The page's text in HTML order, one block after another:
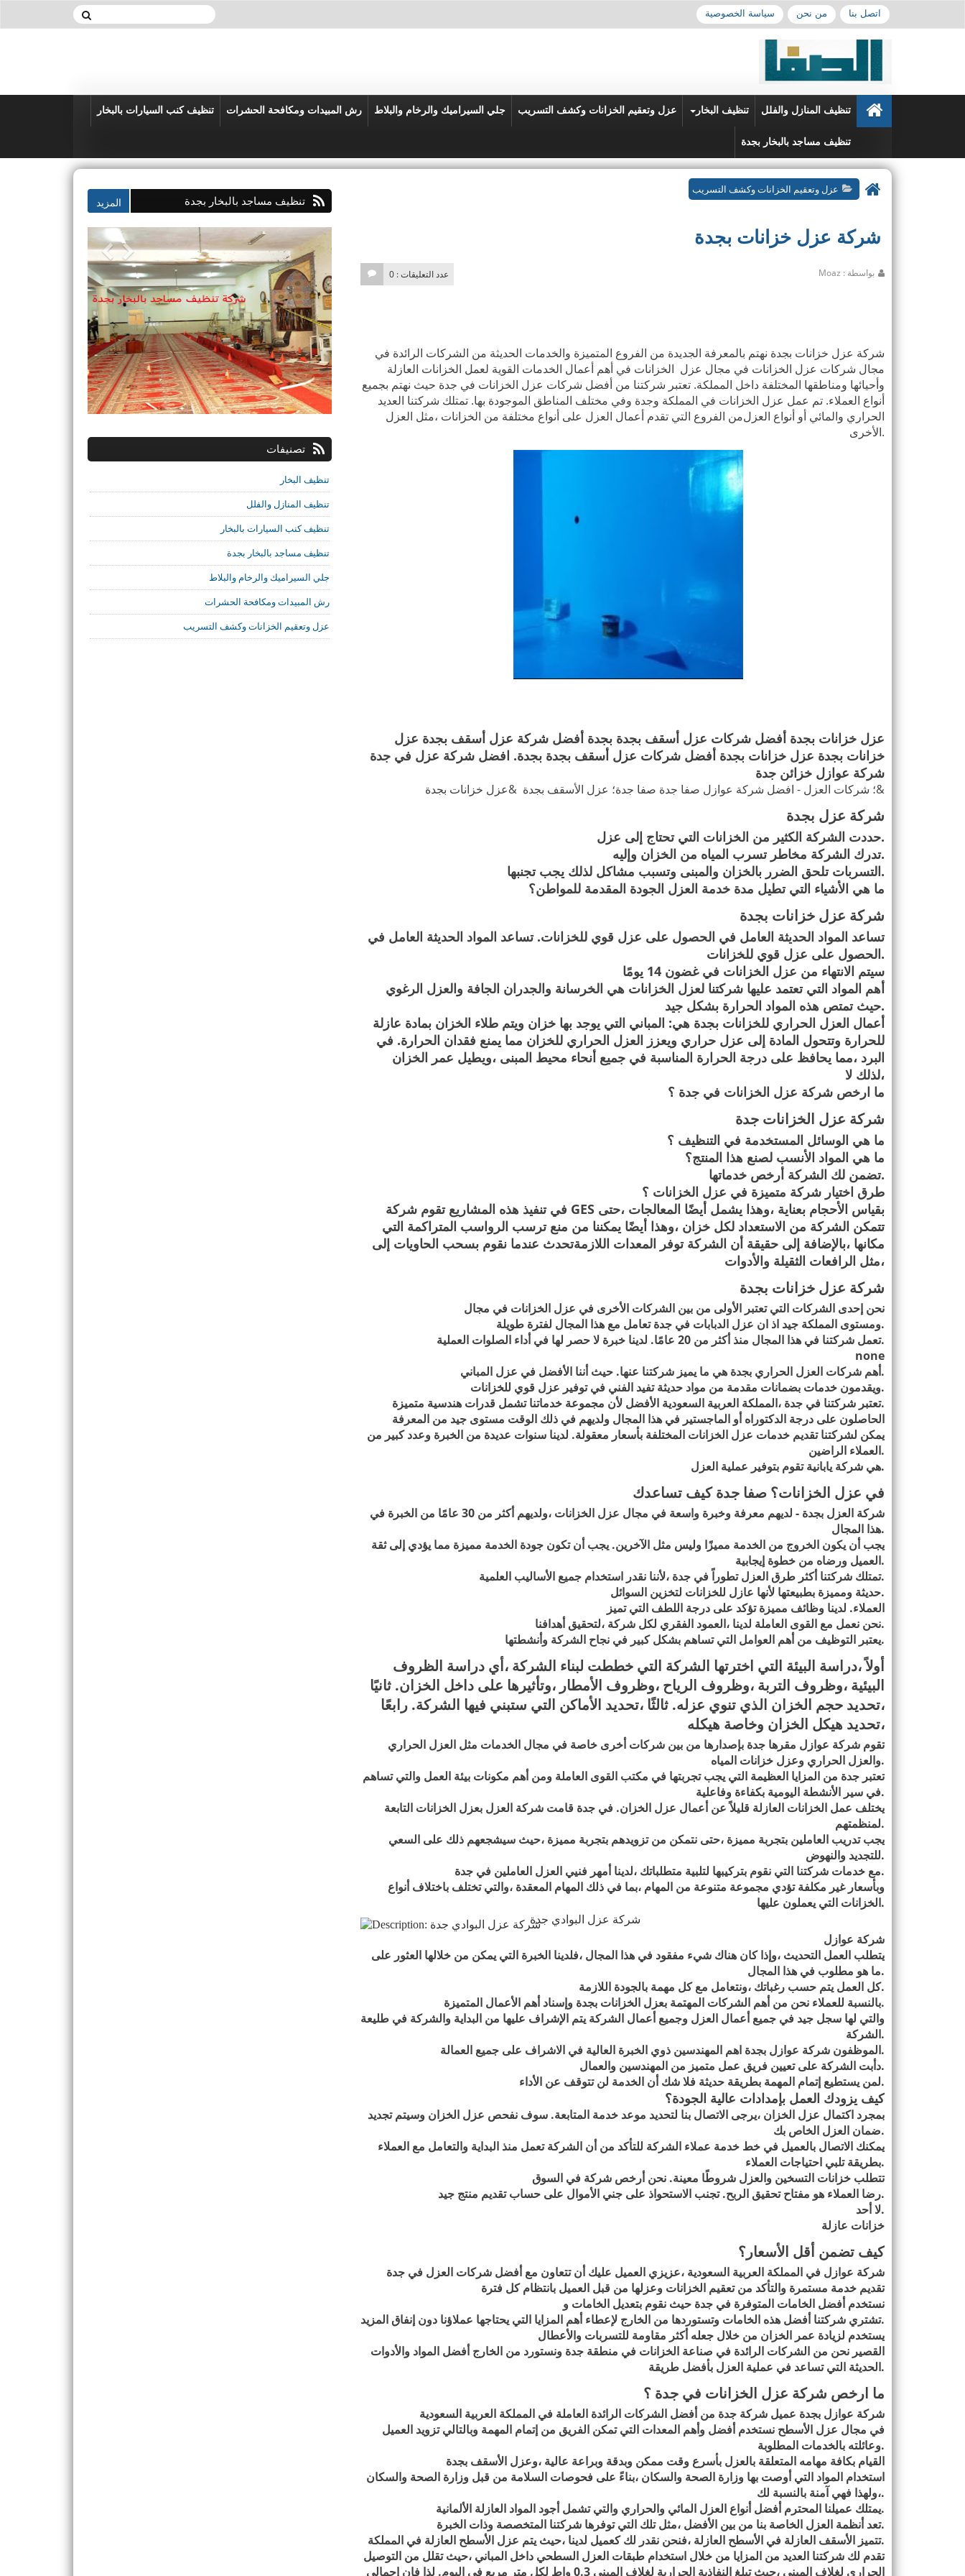
اتصل بنا من نحن سياسة الخصوصية
تنظيف المنازل والفلل تنظيف البخار عزل وتعقيم الخزانات وكشف التسريب جلي السيراميك والرخام والبلاط رش المبيدات ومكافحة الحشرات تنظيف كنب السيارات بالبخار
تنظيف مساجد بالبخار بجدة
عزل وتعقيم الخزانات وكشف التسريب
شركة عزل خزانات بجدة
عدد التعليقات : 0 بواسطة : Moaz
شركة عزل خزانات بجدة نهتم بالمعرفة الجديدة من الفروع المتميزة والخدمات الحديثة من الشركات الرائدة في
مجال شركات عزل الخزانات في مجال عزل الخزانات في أهم أعمال الخدمات القوية لعمل الخزانات العازلة
وأحيائها ومناطقها المختلفة داخل المملكة. تعتبر شركتنا من أفضل شركات عزل الخزانات في جدة حيث نهتم بجميع
أنواع العملاء. تم عمل عزل الخزانات في المملكة وجدة وفي مختلف المناطق الموجودة بها. تمتلك شركتنا العديد
من الفروع التي تقدم أعمال العزل على أنواع مختلفة من الخزانات ،مثل العزلالحراري والمائي أو أنواع العزل
الأخرى.
عزل خزانات بجدة أفضل شركات عزل أسقف بجدة بجدة أفضل شركة عزل أسقف بجدة عزل
خزانات بجدة عزل خزانات بجدة أفضل شركات عزل أسقف بجدة بجدة. افضل شركة عزل في جدة
شركة عوازل خزائن جدة
عزل خزانات بجدة& صفا جدة؛ عزل الأسقف بجدة صفا جدة ؛ شركات العزل - افضل شركة عوازل&
شركة عزل بجدة
حددت الشركة الكثير من الخزانات التي تحتاج إلى عزل.
تدرك الشركة مخاطر تسرب المياه من الخزان وإليه.
التسربات تلحق الضرر بالخزان والمبنى وتسبب مشاكل لذلك يجب تجنبها.
ما هي الأشياء التي تطيل مدة خدمة العزل الجودة المقدمة للمواطن؟
شركة عزل خزانات بجدة
تساعد المواد الحديثة العامل في الحصول على عزل قوي للخزانات. تساعد المواد الحديثة العامل في
الحصول على عزل قوي للخزانات.
سيتم الانتهاء من عزل الخزانات في غضون 14 يومًا
أهم المواد التي تعتمد عليها شركتنا لعزل الخزانات هي الخرسانة والجدران الجافة والعزل الرغوي
حيث تمتص هذه المواد الحرارة بشكل جيد.
أعمال العزل الحراري للخزانات بجدة هي: المباني التي يوجد بها خزان ويتم طلاء الخزان بمادة عازلة
للحرارة وتتحول المادة إلى عزل حراري ويعزز العزل الحراري للخزان مما يمنع فقدان الحرارة. في
البرد ،مما يحافظ على درجة الحرارة المناسبة في جميع أنحاء محيط المبنى ،ويطيل عمر الخزان
،لذلك لا
ما ارخص شركة عزل الخزانات في جدة ؟
شركة عزل الخزانات جدة
ما هي الوسائل المستخدمة في التنظيف ؟
ما هي المواد الأنسب لصنع هذا المنتج؟
تضمن لك الشركة أرخص خدماتها.
طرق اختيار شركة متميزة في عزل الخزانات ؟
في تنفيذ هذه المشاريع تقوم شركة GES بقياس الأحجام بعناية ،وهذا يشمل أيضًا المعالجات ،حتى
تتمكن الشركة من الاستعداد لكل خزان ،وهذا أيضًا يمكننا من منع ترسب الرواسب المتراكمة التي
تحدث عندما نقوم بسحب الحاويات إلىمكانها ،بالإضافة إلى حقيقة أن الشركة توفر المعدات اللازمة
،مثل الرافعات الثقيلة والأدوات
شركة عزل خزانات بجدة
نحن إحدى الشركات التي تعتبر الأولى من بين الشركات الأخرى في عزل الخزانات في مجال
ومستوى المملكة جيد اذ ان عزل الدبابات في جدة تعامل مع هذا المجال لفترة طويلة.
تعمل شركتنا في هذا المجال منذ أكثر من 20 عامًا. لدينا خبرة لا حصر لها في أداء الصلوات العملية.
none
أهم شركات العزل الحراري بجدة هي ما يميز شركتنا عنها. حيث أننا الأفضل في عزل المباني.
ويقدمون خدمات بضمانات مقدمة من مواد حديثة تفيد الفني في توفير عزل قوي للخزانات.
تعتبر شركتنا في جدة ،المملكة العربية السعودية الأفضل لأن مجموعة خدماتنا تشمل قدرات هندسية متميزة.
الحاصلون على درجة الدكتوراه أو الماجستير في هذا المجال ولديهم في ذلك الوقت مستوى جيد من المعرفة
يمكن لشركتنا تقديم خدمات عزل الخزانات المختلفة بأسعار معقولة. لدينا سنوات عديدة من الخبرة وعدد كبير من
العملاء الراضين.
هي شركة يابانية تقوم بتوفير عملية العزل.
كيف تساعدك صفا جدة في عزل الخزانات؟
شركة العزل بجدة - لديهم معرفة وخبرة واسعة في مجال عزل الخزانات ،ولديهم أكثر من 30 عامًا من الخبرة في
هذا المجال.
يجب أن يكون الخروج من الخدمة مميزًا وليس مثل الآخرين. يجب أن تكون جودة الخدمة مميزة مما يؤدي إلى ثقة
العميل ورضاه من خطوة إيجابية.
تمتلك شركتنا أكثر طرق العزل تطوراً في جدة ،لأننا نقدر استخدام جميع الأساليب العلمية.
حديثة ومميزة بطبيعتها لأنها عازل للخزانات لتخزين السوائل.
العملاء. لدينا وظائف مميزة تؤكد على درجة اللطف التي تميز
نحن نعمل مع القوى العاملة لدينا ،العمود الفقري لكل شركة ،لتحقيق أهدافنا.
يعتبر التوظيف من أهم العوامل التي تساهم بشكل كبير في نجاح الشركة وأنشطتها.
أولاً ،دراسة البيئة التي اخترتها الشركة التي خططت لبناء الشركة ،أي دراسة الظروف
البيئية ،وظروف التربة ،وظروف الرياح ،وظروف الأمطار ،وتأثيرها على داخل الخزان. ثانيًا
،تحديد حجم الخزان الذي تنوي عزله. ثالثًا ،تحديد الأماكن التي ستبني فيها الشركة. رابعًا
،تحديد هيكل الخزان وخاصة هيكله
تقوم شركة عوازل مقرها جدة بإصدارها من بين شركات أخرى خاصة في مجال الخدمات مثل العزل الحراري
والعزل الحراري وعزل خزانات المياه.
تعتبر جدة من المزايا العظيمة التي يجب تجربتها في مكتب القوى العاملة ومن أهم مكونات بيئة العمل والتي تساهم
في سير الأنشطة اليومية بكفاءة وفاعلية.
يختلف عمل الخزانات العازلة قليلاً عن أعمال عزل الخزان. في جدة قامت شركة العزل بعزل الخزانات التابعة
لمنظمتهم.
يجب تدريب العاملين بتجربة مميزة ،حتى نتمكن من تزويدهم بتجربة مميزة ،حيث سيشجعهم ذلك على السعي
للتجديد والنهوض.
مع خدمات شركتنا التي نقوم بتركيبها لتلبية متطلباتك ،لدينا أمهر فنيي العزل العاملين في جدة.
وبأسعار غير مكلفة تؤدي مجموعة متنوعة من المهام ،بما في ذلك المهام المعقدة ،والتي تختلف باختلاف أنواع
الخزانات التي يعملون عليها.
شركة عزل البوادي جدة
شركة عوازل
يتطلب العمل التحديث ،وإذا كان هناك شيء مفقود في هذا المجال ،فلدينا الخبرة التي يمكن من خلالها العثور على
ما هو مطلوب في هذا المجال.
كل العمل يتم حسب رغباتك ،ونتعامل مع كل مهمة بالجودة اللازمة.
بالنسبة للعملاء نحن من أهم الشركات المهتمة بعزل الخزانات بجدة وإسناد أهم الأعمال المتميزة.
والتي لها سجل جيد في جميع أعمال العزل وجميع أعمال الشركة يتم الإشراف عليها من البداية والشركة في طليعة
الشركة.
الموظفون شركة عوازل بجدة اهم المهندسين ذوي الخبرة العالية في الاشراف على جميع العمالة.
دأبت الشركة على تعيين فريق عمل متميز من المهندسين والعمال.
لمن يستطيع إتمام المهمة بطريقة حديثة فلا شك أن الخدمة لن تتوقف عن الأداء.
كيف يزودك العمل بإمدادات عالية الجودة؟
بمجرد اكتمال عزل الخزان ،يرجى الاتصال بنا لتحديد موعد خدمة المتابعة. سوف نفحص عزل الخزان وسيتم تجديد
ضمان العزل الخاص بك.
يمكنك الاتصال بالعميل في خط خدمة عملاء الشركة للتأكد من أن الشركة تعمل منذ البداية والتعامل مع العملاء
بطريقة تلبي احتياجات العملاء.
تتطلب خزانات التسخين والعزل شروطًا معينة. نحن أرخص شركة في السوق
رضا العملاء هو مفتاح تحقيق الربح. تجنب الاستحواذ على جني الأموال على حساب تقديم منتج جيد.
لا أحد.
خزانات عازلة
كيف تضمن أقل الأسعار؟
شركة عوازل في المملكة العربية السعودية ،عزيزي العميل عليك أن تتعاون مع أفضل شركات العزل في جدة
تقديم خدمة مستمرة والتأكد من تعقيم الخزانات وعزلها من قبل العميل بانتظام كل فترة
نستخدم أفضل الخامات المتوفرة في جدة حيث نقوم بتعديل الخامات و
تشتري شركتنا أفضل هذه الخامات وتستوردها من الخارج لإعطاء أهم المزايا التي يحتاجها عملاؤنا دون إنفاق المزيد.
يستخدم لزيادة عمر الخزان من خلال جعله أكثر مقاومة للتسربات والأعطال
القصير نحن من الشركات الرائدة في صناعة الخزانات في منطقة جدة ونستورد من الخارج أفضل المواد والأدوات
الحديثة التي تساعد في عملية العزل بأفضل طريقة.
ما ارخص شركة عزل الخزانات في جدة ؟
شركة عوازل بجدة عميل شركة جدة من أفضل الشركات الرائدة العاملة في المملكة العربية السعودية
في مجال عزل الأسطح نستخدم أفضل وأهم المعدات التي تمكن الفريق من إتمام المهمة وبالتالي تزويد العميل
وعائلته بالخدمات المطلوبة.
القيام بكافة مهامه المتعلقة بالعزل بأسرع وقت ممكن وبدقة وبراعة عالية ،وعزل الأسقف بجدة
استخدام المواد التي أوصت بها وزارة الصحة والسكان ،بناءً على فحوصات السلامة من قبل وزارة الصحة والسكان
،ولهذا فهي آمنة بالنسبة لك.
يمتلك عميلنا المحترم أفضل أنواع العزل المائي والحراري والتي تشمل أجود المواد العازلة الألمانية.
تعد أنظمة العزل الخاصة بنا من بين الأفضل ،مثل تلك التي توفرها شركتنا المتخصصة وذات الخبرة.
تتميز الأسقف العازلة في الأسطح العازلة ،فنحن نقدر لك كعميل لدينا ،حيث يتم عزل الأسطح العازلة في المملكة.
تقدم لك شركتنا العديد من المزايا من خلال استخدام طبقات العزل السطحي داخل المباني ،حيث تقلل من التوصيل
الحراري لغلاف المبنى ،حيث تبلغ النفاذية الحرارية لغلاف المبنى 0.3 واط لكل متر مربع في اليوم. لذا فإن إجمالي
تنظيف مساجد بالبخار بجدة
تصنيفات
تنظيف البخار
تنظيف المنازل والفلل
تنظيف كنب السيارات بالبخار
تنظيف مساجد بالبخار بجدة
جلي السيراميك والرخام والبلاط
رش المبيدات ومكافحة الحشرات
عزل وتعقيم الخزانات وكشف التسريب